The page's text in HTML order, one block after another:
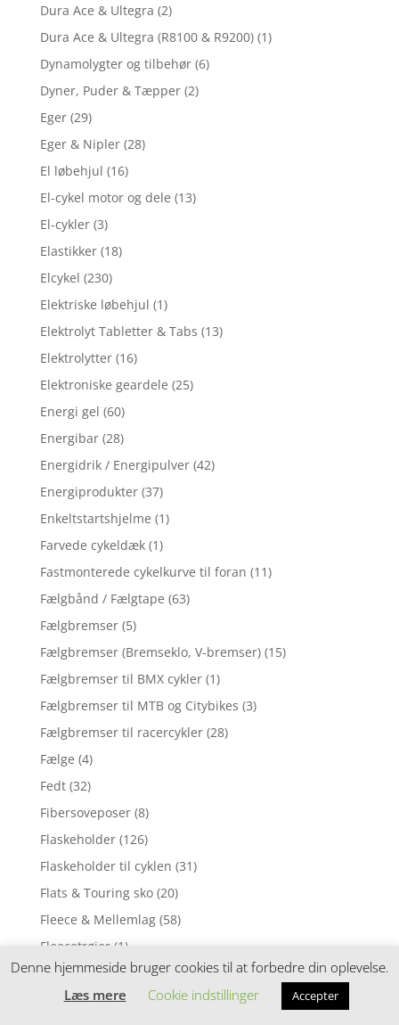
Dura Ace & Ultegra (2)
Dura Ace & Ultegra (R8100 & R9200) (1)
Dynamolygter og tilbehør (6)
Dyner, Puder & Tæpper (2)
Eger (29)
Eger & Nipler (28)
El løbehjul (16)
El-cykel motor og dele (13)
El-cykler (3)
Elastikker (18)
Elcykel (230)
Elektriske løbehjul (1)
Elektrolyt Tabletter & Tabs (13)
Elektrolytter (16)
Elektroniske geardele (25)
Energi gel (60)
Energibar (28)
Energidrik / Energipulver (42)
Energiprodukter (37)
Enkeltstartshjelme (1)
Farvede cykeldæk (1)
Fastmonterede cykelkurve til foran (11)
Fælgbånd / Fælgtape (63)
Fælgbremser (5)
Fælgbremser (Bremseklo, V-bremser) (15)
Fælgbremser til BMX cykler (1)
Fælgbremser til MTB og Citybikes (3)
Fælgbremser til racercykler (28)
Fælge (4)
Fedt (32)
Fibersoveposer (8)
Flaskeholder (126)
Flaskeholder til cyklen (31)
Flats & Touring sko (20)
Fleece & Mellemlag (58)
Fleecetrøjer (1)
Fodbold (9)
Fodpumper (8)
Denne hjemmeside bruger cookies til at forbedre din oplevelse.
Læs mere
Cookie indstillinger Accepter